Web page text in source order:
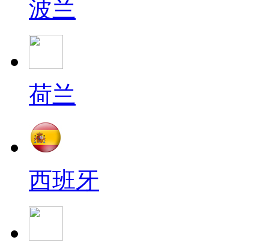
波兰
荷兰
西班牙